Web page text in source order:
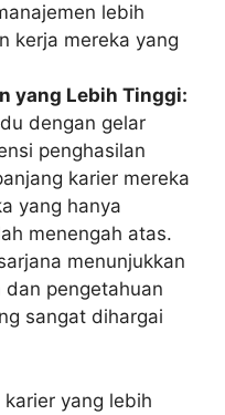
lebih
kerja mereka yang
yang Lebih Tinggi:
dengan gelar
penghasilan
karier mereka
yang hanya
menengah atas.
menunjukkan
pengetahuan
sangat dihargai
yang lebih